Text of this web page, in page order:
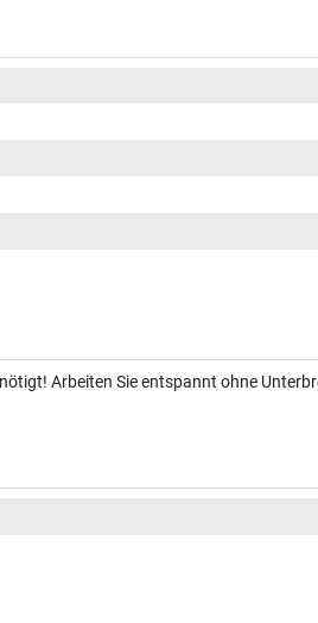
Arbeiten Sie entspannt ohne